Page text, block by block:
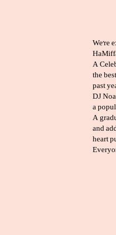
We’re
A
the
past
DJ
a
A
and
heart